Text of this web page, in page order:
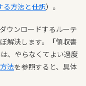
る方法と仕訳）。
ウンロードするルーテ
解決します。「領収書
、やらなくてよい過度
法を参照すると、具体